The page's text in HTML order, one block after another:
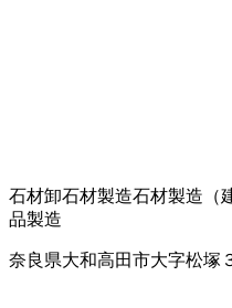
石材卸石材製造石材製造（
品製造
奈良県大和高田市大字松塚